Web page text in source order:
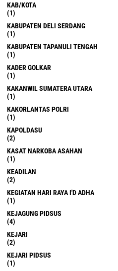
KAB/KOTA
(1)
KABUPATEN DELI SERDANG
(1)
KABUPATEN TAPANULI TENGAH
(1)
KADER GOLKAR
(1)
KAKANWIL SUMATERA UTARA
(1)
KAKORLANTAS POLRI
(1)
KAPOLDASU
(2)
KASAT NARKOBA ASAHAN
(1)
KEADILAN
(2)
KEGIATAN HARI RAYA I'D ADHA
(1)
KEJAGUNG PIDSUS
(4)
KEJARI
(2)
KEJARI PIDSUS
(1)